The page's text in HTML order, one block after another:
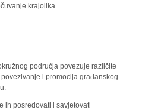
krajolika
područja povezuje različite
i promocija građanskog
ih posredovati i savjetovati